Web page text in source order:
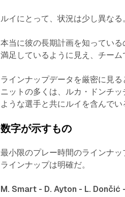
ルイにとって、状況は少し異なる
本当に彼の長期計画を知ってい
満足しているように見え、チーム
ラインナップデータを厳密に見
ニットの多くは、ルカ・ドンチ
ような選手と共にルイを含んでい
数字が示すもの
最小限のプレー時間のラインナ
ラインナップは明確だ。
M. Smart - D. Ayton - L. Dončić